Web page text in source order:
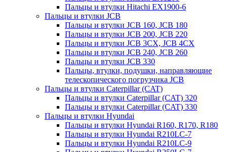
Пальцы и втулки Hitachi EX1900-6
Пальцы и втулки JCB
Пальцы и втулки JCB 160, JCB 180
Пальцы и втулки JCB 200, JCB 220
Пальцы и втулки JCB 3CX, JCB 4CX
Пальцы и втулки JCB 240, JCB 260
Пальцы и втулки JCB 330
Пальцы, втулки, подушки, направляющие
телескопического погрузчика JCB
Пальцы и втулки Caterpillar (CAT)
Пальцы и втулки Caterpillar (CAT) 320
Пальцы и втулки Caterpillar (CAT) 330
Пальцы и втулки Hyundai
Пальцы и втулки Hyundai R160, R170, R180
Пальцы и втулки Hyundai R210LC-7
Пальцы и втулки Hyundai R210LC-9